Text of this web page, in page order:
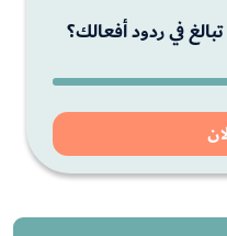
في ردود أفعالك؟